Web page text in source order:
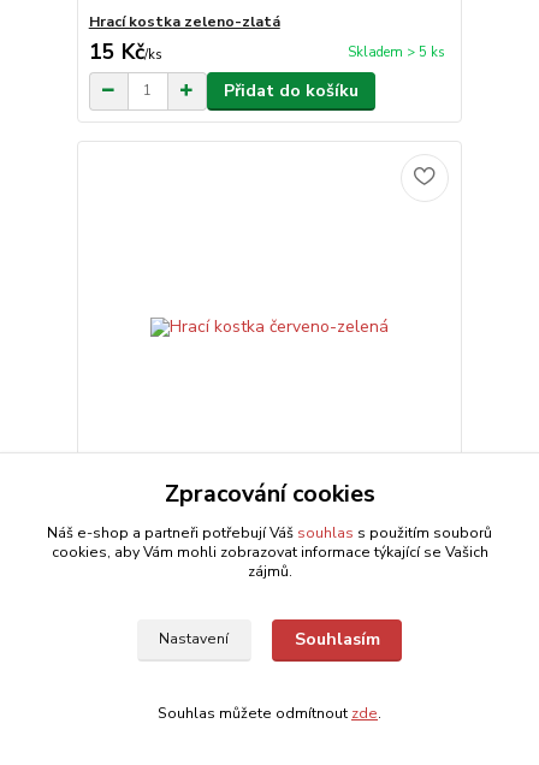
Hrací kostka zeleno-zlatá
15 Kč/ks Skladem > 5 ks
Přidat do košíku
Hrací kostka červeno-zelená
19 Kč/ks Skladem > 5 ks
Zpracování cookies
Náš e-shop a partneři potřebují Váš souhlas s použitím souborů
cookies, aby Vám mohli zobrazovat informace týkající se Vašich
zájmů.
Nastavení Souhlasím
Souhlas můžete odmítnout zde.